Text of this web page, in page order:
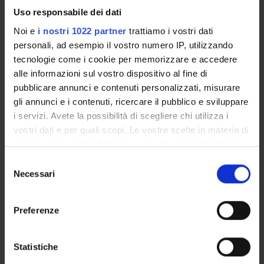
Uso responsabile dei dati
Noi e i nostri 1022 partner trattiamo i vostri dati
personali, ad esempio il vostro numero IP, utilizzando
tecnologie come i cookie per memorizzare e accedere
alle informazioni sul vostro dispositivo al fine di
pubblicare annunci e contenuti personalizzati, misurare
gli annunci e i contenuti, ricercare il pubblico e sviluppare
i servizi. Avete la possibilità di scegliere chi utilizza i
vostri dati e per quali scopi. Le vostre scelte in materia di
privacy sono applicabili solo su questa proprietà digitale
modificare o revocare il proprio consenso in qualsiasi
momento dalla Dichiarazione sui cookie o facendo clic
raccogliere informazioni sulla tua posizione
geografica, con un'approssimazione di qualche
delNecessari
Preferenze
Statistiche
SEZIONI
Arti e Geografie
Allegati